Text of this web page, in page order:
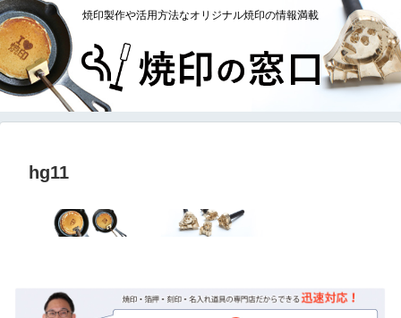
焼印製作や活用方法なオリジナル焼印の情報満載
hg11